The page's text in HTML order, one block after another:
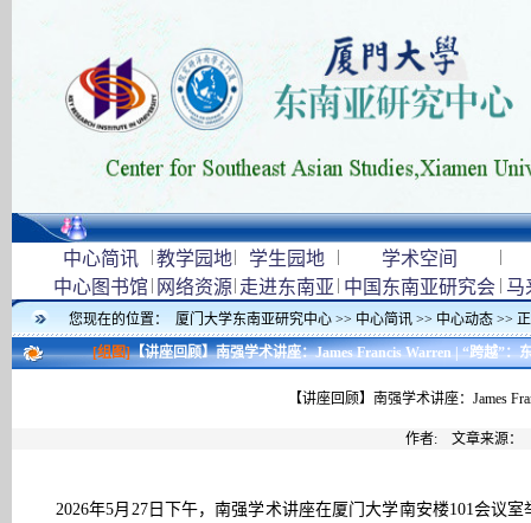
中心简讯 |教学园地| 学生园地 | 学术空间 |
中心图书馆 | 网络资源| 走进东南亚 | 中国东南亚研究会 | 马
您现在的位置： 厦门大学东南亚研究中心 >> 中心简讯 >> 中心动态 >>
[组图]【讲座回顾】南强学术讲座：James Francis Warren | “跨越”：
【讲座回顾】南强学术讲座：James
作者: 文章来源：
2026年5月27日下午，南强学术讲座在厦门大学南安楼101会议